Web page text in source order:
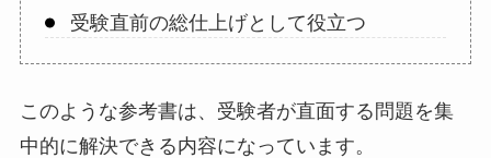
受験直前の総仕上げとして役立つ
このような参考書は、受験者が直面する問題を集
中的に解決できる内容になっています。